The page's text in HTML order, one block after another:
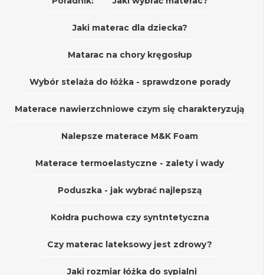
Jaki materac dla dziecka?
Matarac na chory kręgosłup
Wybór stelaża do łóżka - sprawdzone porady
Materace nawierzchniowe czym się charakteryzują
Nalepsze materace M&K Foam
Materace termoelastyczne - zalety i wady
Poduszka - jak wybrać najlepszą
Kołdra puchowa czy syntntetyczna
Czy materac lateksowy jest zdrowy?
Jaki rozmiar łóżka do sypialni